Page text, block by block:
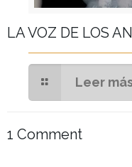
LA VOZ DE LOS
Leer
1 Comment